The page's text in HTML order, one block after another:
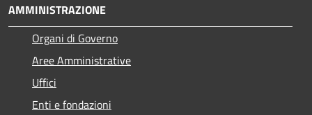
AMMINISTRAZIONE
Organi di Governo
Aree Amministrative
Uffici
Enti e fondazioni